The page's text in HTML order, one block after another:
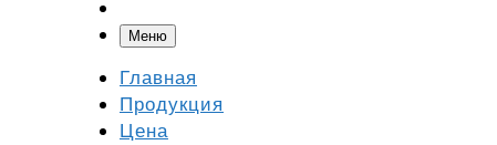
Меню
Главная
Продукция
Цена